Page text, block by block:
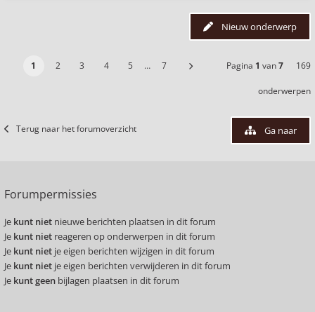
Nieuw onderwerp
1 2 3 4 5 … 7 Pagina 1 van7 169
onderwerpen
Terug naar het forumoverzicht Ga naar
Forumpermissies
Je kunt niet nieuwe berichten plaatsen in dit forum
Je kunt niet reageren op onderwerpen in dit forum
Je kunt niet je eigen berichten wijzigen in dit forum
Je kunt niet je eigen berichten verwijderen in dit forum
Je kunt geen bijlagen plaatsen in dit forum